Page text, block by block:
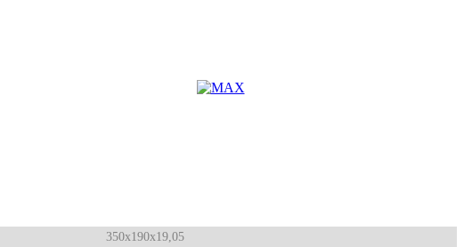
350x190x19,05